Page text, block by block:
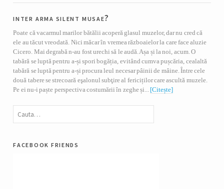
inter arma silent musae?
Poate că vacarmul marilor bătălii acoperă glasul muzelor, dar nu cred că
ele au tăcut vreodată. Nici măcar în vremea războaielor la care face aluzie
Cicero. Mai degrabă n-au fost urechi să le audă. Așa și la noi, acum. O
tabără se luptă pentru a-și spori bogăția, evitând cumva pușcăria, cealaltă
tabără se luptă pentru a-și procura leul necesar pâinii de mâine. Între cele
două tabere se strecoară eşalonul subţire al fericiților care ascultă muzele.
Pe ei nu-i paște perspectiva costumării în zeghe și... [Citește]
facebook friends